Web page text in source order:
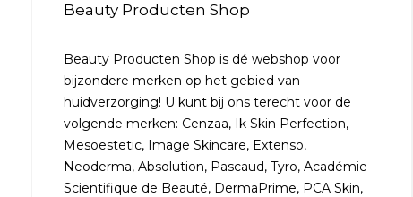
Beauty Producten Shop
Beauty Producten Shop is dé webshop voor
bijzondere merken op het gebied van
huidverzorging! U kunt bij ons terecht voor de
volgende merken: Cenzaa, Ik Skin Perfection,
Mesoestetic, Image Skincare, Extenso,
Neoderma, Absolution, Pascaud, Tyro, Académie
Scientifique de Beauté, DermaPrime, PCA Skin,